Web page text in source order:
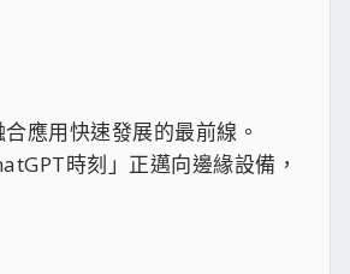
應用快速發展的最前線。
時刻」正邁向邊緣設備，